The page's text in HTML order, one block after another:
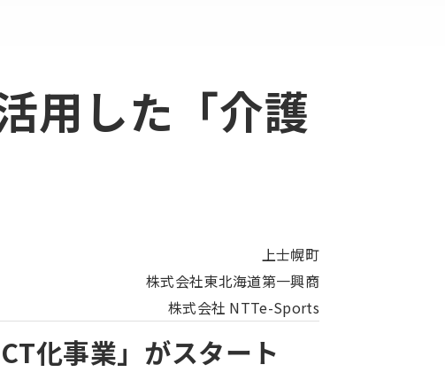
用した「介護
上士幌町
株式会社東北海道第一興商
株式会社 NTTe-Sports
化事業」がスタート